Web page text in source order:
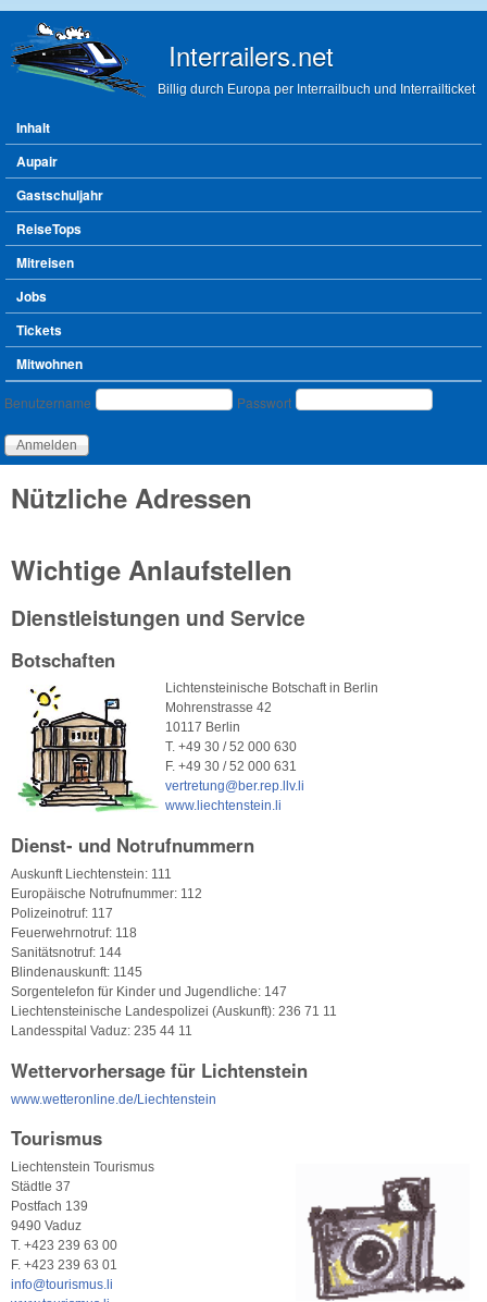
Interrailers.net
Billig durch Europa per Interrailbuch und Interrailticket
Hauptmenü
Inhalt
Aupair
Gastschuljahr
ReiseTops
Mitreisen
Jobs
Tickets
Mitwohnen
Benutzeranmeldung
Benutzername Passwort
Nützliche Adressen
Wichtige Anlaufstellen
Dienstleistungen und Service
Botschaften
Lichtensteinische Botschaft in Berlin
Mohrenstrasse 42
10117 Berlin
T. +49 30 / 52 000 630
F. +49 30 / 52 000 631
vertretung@ber.rep.llv.li
www.liechtenstein.li
Dienst- und Notrufnummern
Auskunft Liechtenstein: 111
Europäische Notrufnummer: 112
Polizeinotruf: 117
Feuerwehrnotruf: 118
Sanitätsnotruf: 144
Blindenauskunft: 1145
Sorgentelefon für Kinder und Jugendliche: 147
Liechtensteinische Landespolizei (Auskunft): 236 71 11
Landesspital Vaduz: 235 44 11
Wettervorhersage für Lichtenstein
www.wetteronline.de/Liechtenstein
Tourismus
Liechtenstein Tourismus
Städtle 37
Postfach 139
9490 Vaduz
T. +423 239 63 00
F. +423 239 63 01
info@tourismus.li